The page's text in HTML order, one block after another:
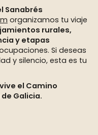
Sanabrés
organizamos tu viaje
rurales,
y etapas
Si deseas
y silencio, esta es tu
el Camino
Galicia.